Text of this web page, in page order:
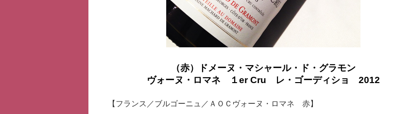
（赤）ドメーヌ・マシャール・ド・グラモン
ヴォーヌ・ロマネ １er Cru レ・ゴーディショ 2012
【フランス／ブルゴーニュ／ＡＯＣヴォーヌ・ロマネ 赤】